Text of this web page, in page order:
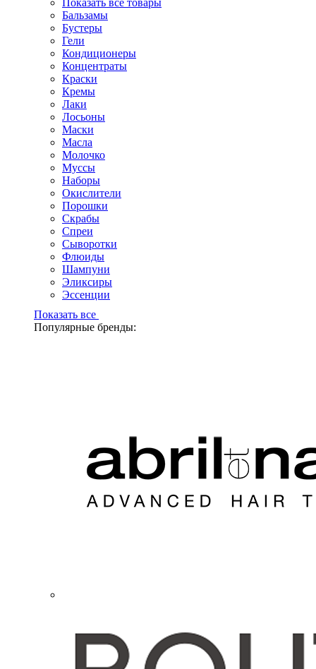
Показать все товары
Бальзамы
Бустеры
Гели
Кондиционеры
Концентраты
Краски
Кремы
Лаки
Лосьоны
Маски
Масла
Молочко
Муссы
Наборы
Окислители
Порошки
Скрабы
Спреи
Сыворотки
Флюиды
Шампуни
Эликсиры
Эссенции
Показать все
Популярные бренды: